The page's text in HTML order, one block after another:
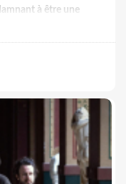
à être une
trail (qui la conduit
un titre singulier
maladie
goût de vivre,